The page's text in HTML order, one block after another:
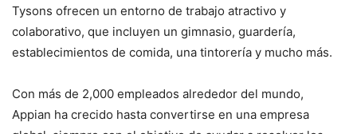
Tysons ofrecen un entorno de trabajo atractivo y
colaborativo, que incluyen un gimnasio, guardería,
establecimientos de comida, una tintorería y mucho más.
Con más de 2,000 empleados alrededor del mundo,
Appian ha crecido hasta convertirse en una empresa